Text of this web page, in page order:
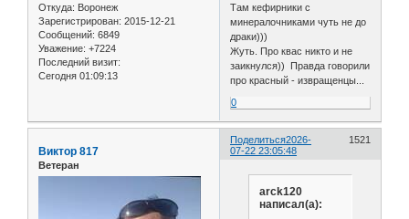
Откуда: Воронеж
Зарегистрирован: 2015-12-21
Сообщений: 6849
Уважение: +7224
Последний визит:
Сегодня 01:09:13
Там кефирники с
минералочниками чуть не до
драки)))
Жуть. Про квас никто и не
заикнулся)) Правда говорили
про красный - извращенцы...
0
Поделиться 1521
2026-
07-22 23:05:48
Виктор 817
Ветеран
arck120
написал(а):